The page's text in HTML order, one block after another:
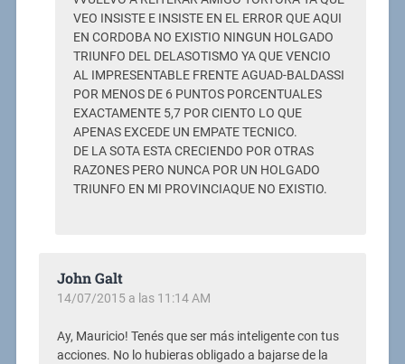
VEO INSISTE E INSISTE EN EL ERROR QUE AQUI
EN CORDOBA NO EXISTIO NINGUN HOLGADO
TRIUNFO DEL DELASOTISMO YA QUE VENCIO
AL IMPRESENTABLE FRENTE AGUAD-BALDASSI
POR MENOS DE 6 PUNTOS PORCENTUALES
EXACTAMENTE 5,7 POR CIENTO LO QUE
APENAS EXCEDE UN EMPATE TECNICO.
DE LA SOTA ESTA CRECIENDO POR OTRAS
RAZONES PERO NUNCA POR UN HOLGADO
TRIUNFO EN MI PROVINCIAQUE NO EXISTIO.
John Galt
14/07/2015 a las 11:14 AM
Ay, Mauricio! Tenés que ser más inteligente con tus
acciones. No lo hubieras obligado a bajarse de la